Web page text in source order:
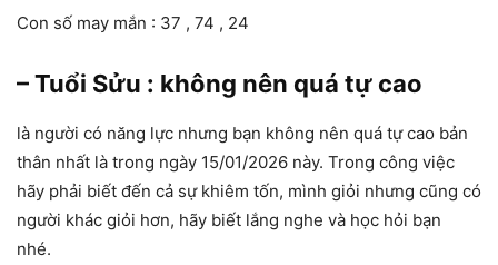
Con số may mắn : 37 , 74 , 24
– Tuổi Sửu : không nên quá tự cao
là người có năng lực nhưng bạn không nên quá tự cao bản
thân nhất là trong ngày 15/01/2026 này. Trong công việc
hãy phải biết đến cả sự khiêm tốn, mình giỏi nhưng cũng có
người khác giỏi hơn, hãy biết lắng nghe và học hỏi bạn
nhé.